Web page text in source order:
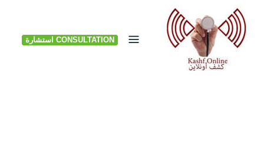
Skip
content
CONSULTATION استشارة